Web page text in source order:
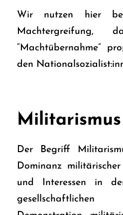
Wir nutzen hier
“Machtübernahme”
den
Militarismus
Der Begriff
Dominanz
und Interessen in